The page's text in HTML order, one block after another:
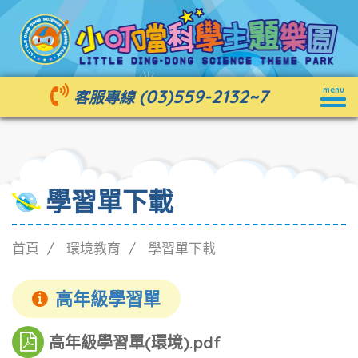
menu
客服專線 (03)559-2132~7
學習單下載
首頁 環境教育 學習單下載
高年級學習單
高年級學習單(環境).pdf